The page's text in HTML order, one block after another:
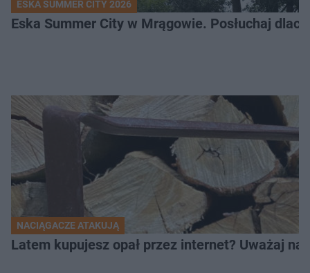
ESKA SUMMER CITY 2026
Eska Summer City w Mrągowie. Posłuchaj
NACIĄGACZE ATAKUJĄ
Latem kupujesz opał przez internet? Uważaj na